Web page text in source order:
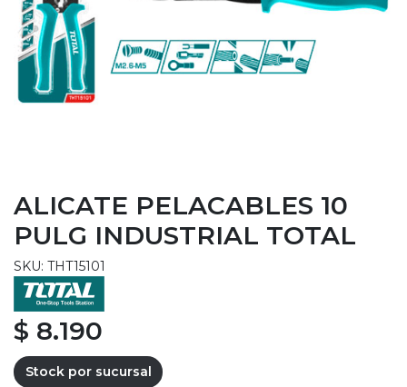
ALICATE PELACABLES 10
PULG INDUSTRIAL TOTAL
SKU: THT15101
$ 8.190
Stock por sucursal